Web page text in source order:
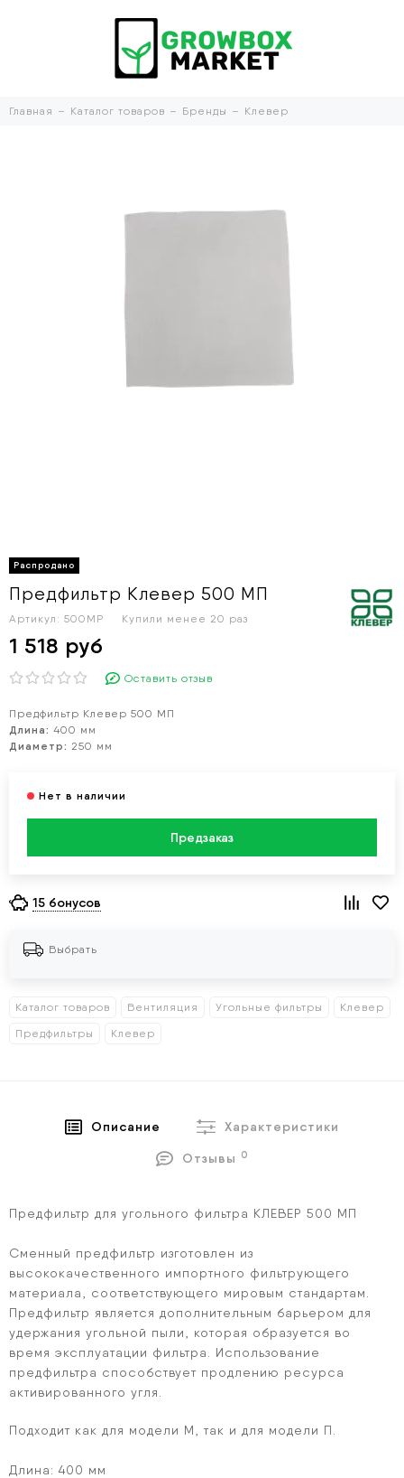
Главная Каталог товаров Бренды Клевер
Предфильтр Клевер 500 МП
Артикул: 500MP Купили менее 20 раз
1 518 руб
Оставить отзыв
Предфильтр Клевер 500 МП
Длина: 400 мм
Диаметр: 250 мм
Предзаказ
15 бонусов
Выбрать
Каталог товаров Вентиляция Угольные фильтры Клевер
Предфильтры Клевер
Описание
Характеристики
Отзывы
0
Предфильтр для угольного фильтра КЛЕВЕР 500 МП
Сменный предфильтр изготовлен из
высококачественного импортного фильтрующего
материала, соответствующего мировым стандартам.
Предфильтр является дополнительным барьером для
удержания угольной пыли, которая образуется во
время эксплуатации фильтра. Использование
предфильтра способствует продлению ресурса
активированного угля.
Подходит как для модели М, так и для модели П.
Длина: 400 мм